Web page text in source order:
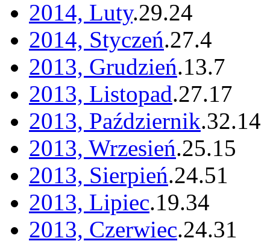
2014, Luty.29.24
2014, Styczeń.27.4
2013, Grudzień.13.7
2013, Listopad.27.17
2013, Październik.32.14
2013, Wrzesień.25.15
2013, Sierpień.24.51
2013, Lipiec.19.34
2013, Czerwiec.24.31